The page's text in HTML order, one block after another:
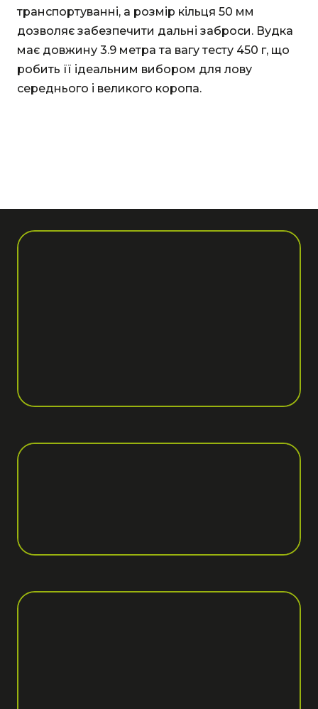
транспортуванні, а розмір кільця 50 мм
дозволяє забезпечити дальні заброси. Вудка
має довжину 3.9 метра та вагу тесту 450 г, що
робить її ідеальним вибором для лову
середнього і великого коропа.